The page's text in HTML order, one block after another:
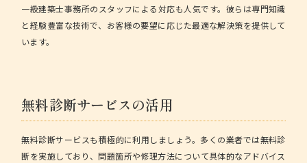
一級建築士事務所のスタッフによる対応も人気です。彼らは専門知識
と経験豊富な技術で、お客様の要望に応じた最適な解決策を提供して
います。
無料診断サービスの活用
無料診断サービスも積極的に利用しましょう。多くの業者では無料診
断を実施しており、問題箇所や修理方法について具体的なアドバイス